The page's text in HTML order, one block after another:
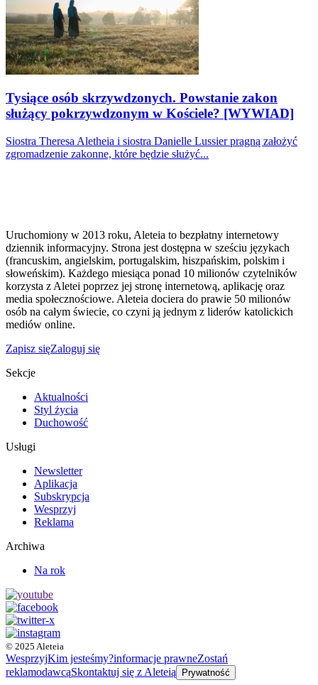
Tysiące osób skrzywdzonych. Powstanie zakon
służący pokrzywdzonym w Kościele? [WYWIAD]
Siostra Theresa Aletheia i siostra Danielle Lussier pragną założyć
zgromadzenie zakonne, które będzie służyć...
Uruchomiony w 2013 roku, Aleteia to bezpłatny internetowy
dziennik informacyjny. Strona jest dostępna w sześciu językach
(francuskim, angielskim, portugalskim, hiszpańskim, polskim i
słoweńskim). Każdego miesiąca ponad 10 milionów czytelników
korzysta z Aletei poprzez jej stronę internetową, aplikację oraz
media społecznościowe. Aleteia dociera do prawie 50 milionów
osób na całym świecie, co czyni ją jednym z liderów katolickich
mediów online.
Zapisz sięZaloguj się
Sekcje
Aktualności
Styl życia
Duchowość
Usługi
Newsletter
Aplikacja
Subskrypcja
Wesprzyj
Reklama
Archiwa
Na rok
© 2025 Aleteia
WesprzyjKim jesteśmy?informacje prawneZostań
reklamodawcąSkontaktuj się z Aleteią Prywatność